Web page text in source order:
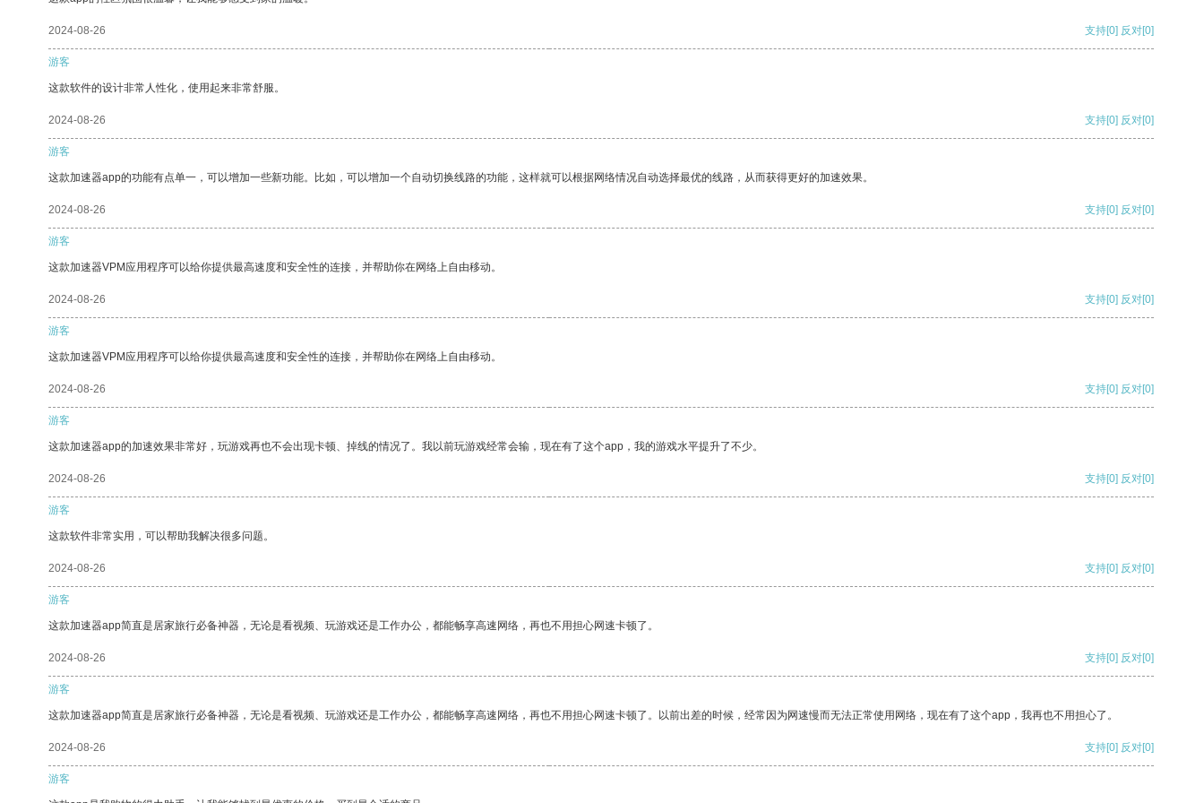
2024-08-26 支持[0] 反对[0]
游客
这款软件的设计非常人性化，使用起来非常舒服。
2024-08-26 支持[0] 反对[0]
游客
这款加速器app的功能有点单一，可以增加一些新功能。比如，可以增加一个自动切换线路的功能，这样就可以根据网络情况自动选择最优的线路，从而获得更好的加速效果。
2024-08-26 支持[0] 反对[0]
游客
这款加速器VPM应用程序可以给你提供最高速度和安全性的连接，并帮助你在网络上自由移动。
2024-08-26 支持[0] 反对[0]
游客
这款加速器VPM应用程序可以给你提供最高速度和安全性的连接，并帮助你在网络上自由移动。
2024-08-26 支持[0] 反对[0]
游客
这款加速器app的加速效果非常好，玩游戏再也不会出现卡顿、掉线的情况了。我以前玩游戏经常会输，现在有了这个app，我的游戏水平提升了不少。
2024-08-26 支持[0] 反对[0]
游客
这款软件非常实用，可以帮助我解决很多问题。
2024-08-26 支持[0] 反对[0]
游客
这款加速器app简直是居家旅行必备神器，无论是看视频、玩游戏还是工作办公，都能畅享高速网络，再也不用担心网速卡顿了。
2024-08-26 支持[0] 反对[0]
游客
这款加速器app简直是居家旅行必备神器，无论是看视频、玩游戏还是工作办公，都能畅享高速网络，再也不用担心网速卡顿了。以前出差的时候，经常因为网速慢而无法正常使用网络，现在有了这个app，我再也不用担心了。
2024-08-26 支持[0] 反对[0]
游客